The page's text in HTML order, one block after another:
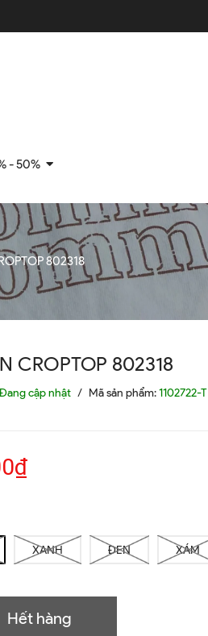
- 50%
802318
CROPTOP 802318
Đang cập nhật / Mã sản phẩm:1102722-T
XANH ĐEN XÁM
Hết hàng